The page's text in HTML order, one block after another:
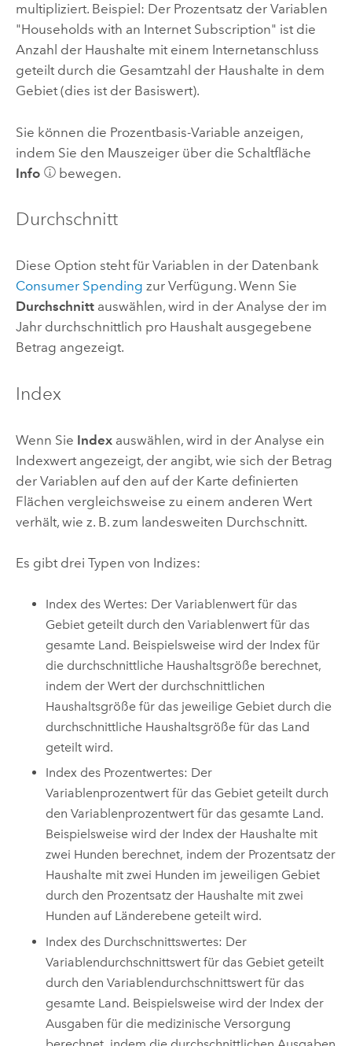
multipliziert. Beispiel: Der Prozentsatz der Variablen
"Households with an Internet Subscription" ist die
Anzahl der Haushalte mit einem Internetanschluss
geteilt durch die Gesamtzahl der Haushalte in dem
Gebiet (dies ist der Basiswert).
Sie können die Prozentbasis-Variable anzeigen,
indem Sie den Mauszeiger über die Schaltfläche
Info
bewegen.
Durchschnitt
Diese Option steht für Variablen in der Datenbank
Consumer Spending zur Verfügung. Wenn Sie
Durchschnittauswählen, wird in der Analyse der im
Jahr durchschnittlich pro Haushalt ausgegebene
Betrag angezeigt.
Index
Wenn Sie Indexauswählen, wird in der Analyse ein
Indexwert angezeigt, der angibt, wie sich der Betrag
der Variablen auf den auf der Karte definierten
Flächen vergleichsweise zu einem anderen Wert
verhält, wie z. B. zum landesweiten Durchschnitt.
Es gibt drei Typen von Indizes:
Index des Wertes: Der Variablenwert für das
Gebiet geteilt durch den Variablenwert für das
gesamte Land. Beispielsweise wird der Index für
die durchschnittliche Haushaltsgröße berechnet,
indem der Wert der durchschnittlichen
Haushaltsgröße für das jeweilige Gebiet durch die
durchschnittliche Haushaltsgröße für das Land
geteilt wird.
Index des Prozentwertes: Der
Variablenprozentwert für das Gebiet geteilt durch
den Variablenprozentwert für das gesamte Land.
Beispielsweise wird der Index der Haushalte mit
zwei Hunden berechnet, indem der Prozentsatz der
Haushalte mit zwei Hunden im jeweiligen Gebiet
durch den Prozentsatz der Haushalte mit zwei
Hunden auf Länderebene geteilt wird.
Index des Durchschnittswertes: Der
Variablendurchschnittswert für das Gebiet geteilt
durch den Variablendurchschnittswert für das
gesamte Land. Beispielsweise wird der Index der
Ausgaben für die medizinische Versorgung